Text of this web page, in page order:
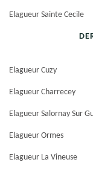
Elagueur Sainte Cecile
Elagueur Cuzy
Elagueur Charrecey
Elagueur Salornay Sur
Elagueur Ormes
Elagueur La Vineuse